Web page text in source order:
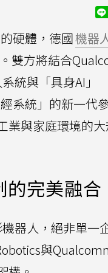
硬體，德國機器
雙方將結合
統與「具身AI」
系統」的新一代
業與家庭環境的
的完美融合
器人，絕非單一
與